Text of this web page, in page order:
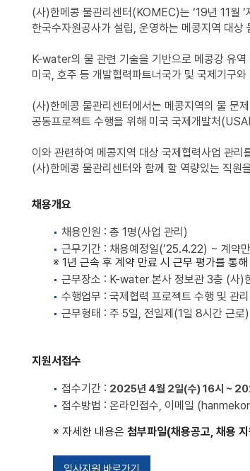
(사)한메콩 물관리센터(KOMEC)는 ‘19년 11월 ‘
한국수자원공사가 설립, 운영하는 메콩지역 대상
K-water의 물 관련 기술을 기반으로 메콩강 유
미국, 호주 등 개발협력파트너국가 및 국제기구
(사)한메콩 물관리센터에서는 메콩지역의 물 문
공동프로젝트 수행을 위해 미국 국제개발처
이와 관련하여 메콩지역 대상 국제협력사업 관리
(사)한메콩 물관리센터와 함께 할 역량있는 직원
채용개요
채용인원 : 총 1명(사업 관리)
근무기간 : 채용예정일(’25.4.22) ~ 계약
※ 1년 근속 후 계약 만료 시 근무 평가를 통
근무장소 : K-water 본사 정보관 3층 (사)
수행업무 : 국제협력 프로젝트 수행 및 관
근무형태 : 주 5일, 전일제(1일 8시간 근로)
지원서접수
접수기간 : 2025년 4월 2일(수) 16시 ~
접수방법 : 온라인접수, 이메일
※ 자세한 내용은 첨부파일(채용공고, 채용